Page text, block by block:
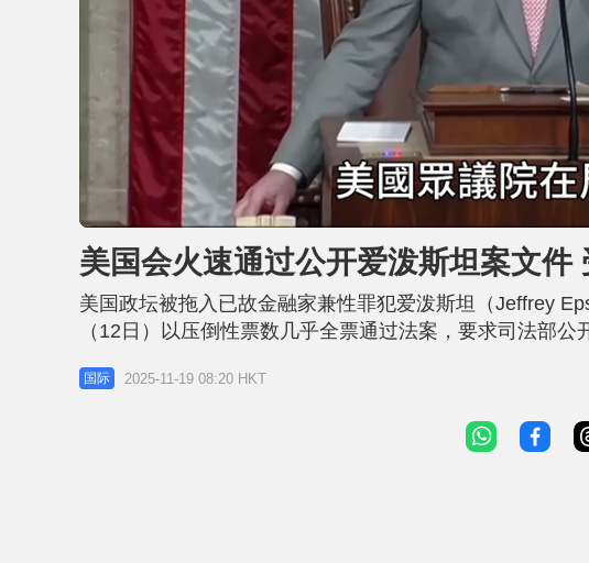
n
t
e
L
o
d
e
d
:
0
.
3
1
美国会火速通过公开爱泼斯坦案文件
美国政坛被拖入已故金融家兼性罪犯爱泼斯坦（Jeffrey
（12日）以压倒性票数几乎全票通过法案，要求司法部
总统特朗普（Donald Trump）反对数月，但他两日前突
过，外界普遍认为，特朗普的「危机」未解决，随着有关
国际 2025-11-19 08:20 HKT